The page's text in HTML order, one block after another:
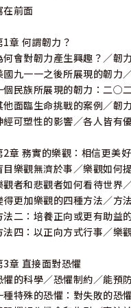
在前面
1章 何謂韌力？
何會對韌力產生興趣？／韌
國九一一之後所展現的韌力
個民族所展現的韌力：二○
他面臨生命挑戰的案例／韌
經可塑性的影響／各人皆有
2章 務實的樂觀：相信更美
目樂觀無濟於事／樂觀如何
觀者和悲觀者如何看待世界
得更加樂觀的四種方法／方
法二：培養正向或更有助益
法四：以正向方式行事／樂
3章 直接面對恐懼
懼的科學／恐懼制約／能預
種特殊的恐懼：對失敗的恐